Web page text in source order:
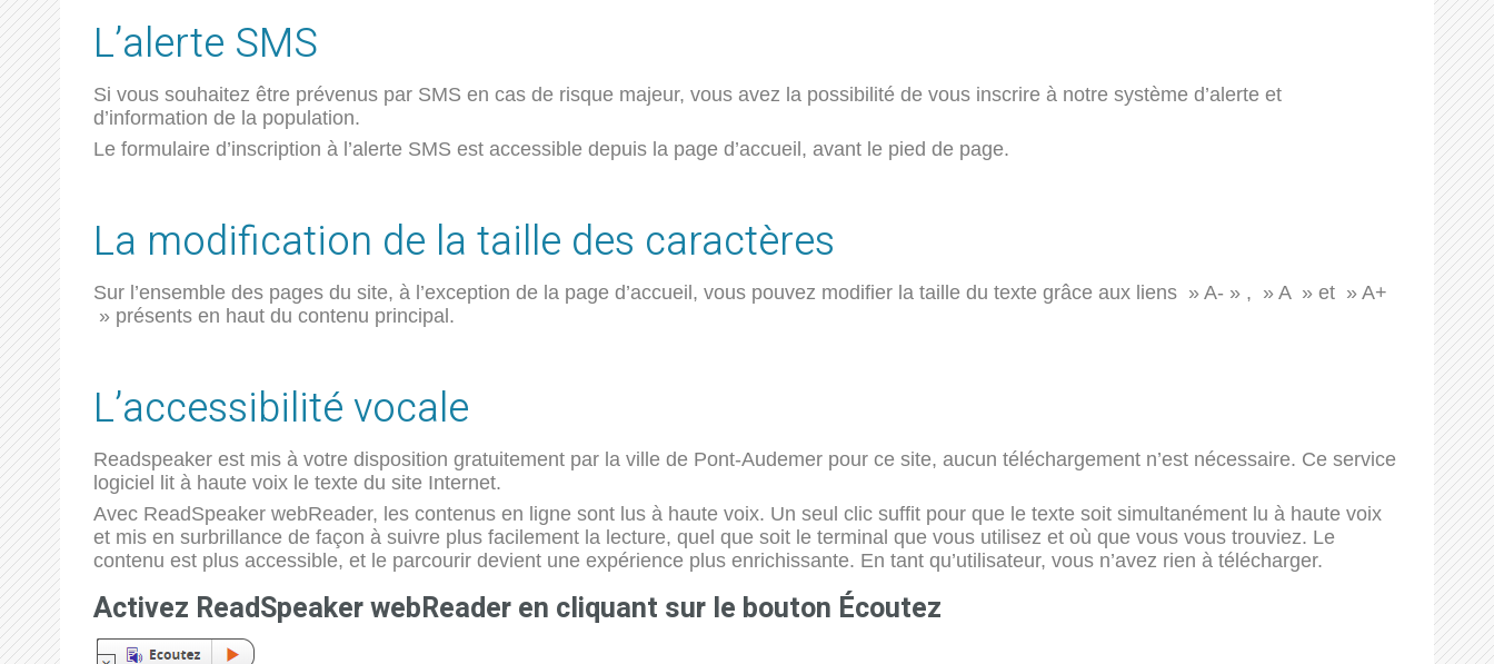
L’alerte SMS
Si vous souhaitez être prévenus par SMS en cas de risque majeur, vous avez la possibilité de vous inscrire à notre système d’alerte et
d’information de la population.
Le formulaire d’inscription à l’alerte SMS est accessible depuis la page d’accueil, avant le pied de page.
La modification de la taille des caractères
Sur l’ensemble des pages du site, à l’exception de la page d’accueil, vous pouvez modifier la taille du texte grâce aux liens » A- » , » A » et » A+
» présents en haut du contenu principal.
L’accessibilité vocale
Readspeaker est mis à votre disposition gratuitement par la ville de Pont-Audemer pour ce site, aucun téléchargement n’est nécessaire. Ce service
logiciel lit à haute voix le texte du site Internet.
Avec ReadSpeaker webReader, les contenus en ligne sont lus à haute voix. Un seul clic suffit pour que le texte soit simultanément lu à haute voix
et mis en surbrillance de façon à suivre plus facilement la lecture, quel que soit le terminal que vous utilisez et où que vous vous trouviez. Le
contenu est plus accessible, et le parcourir devient une expérience plus enrichissante. En tant qu’utilisateur, vous n’avez rien à télécharger.
Activez ReadSpeaker webReader en cliquant sur le bouton Écoutez